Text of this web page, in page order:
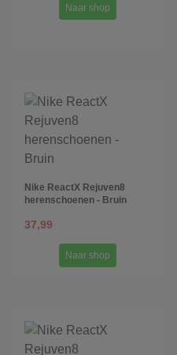
Naar shop
Nike ReactX Rejuven8
herenschoenen - Bruin
37,99
Naar shop